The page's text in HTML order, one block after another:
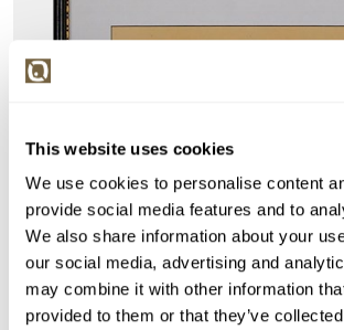
This website uses cookies
We use cookies to personalise content
provide social media features and to
We also share information about your
our social media, advertising and
may combine it with other information
provided to them or that they’ve